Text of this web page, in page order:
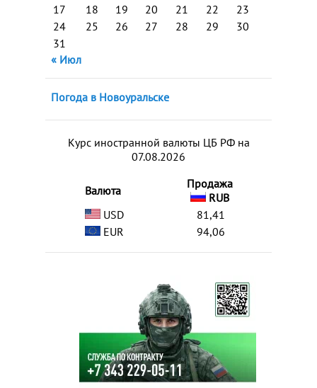
17
18 19 20 21 22
23
24
25 26 27 28 29
30
31
« Июл
Погода в Новоуральске
Курс иностранной валюты ЦБ РФ на
07.08.2026
Валюта
Продажа
RUB
USD
81,41
EUR
94,06